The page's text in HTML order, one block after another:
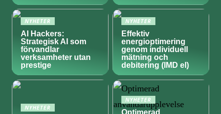
NYHETER
AI Hackers:
Strategisk AI som
förvandlar
verksamheter utan
prestige
NYHETER
Effektiv
energioptimering
genom individuell
mätning och
debitering (IMD el)
NYHETER
NYHETER
Optimerad